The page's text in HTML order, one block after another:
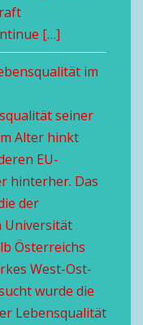
[…]
im
seiner
Alter hinkt
EU-
hinterher. Das
der
Universität
Österreichs
West-Ost-
wurde die
Lebensqualität